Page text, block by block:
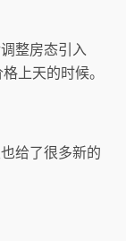
整房态引入
上天的时候。
给了很多新的